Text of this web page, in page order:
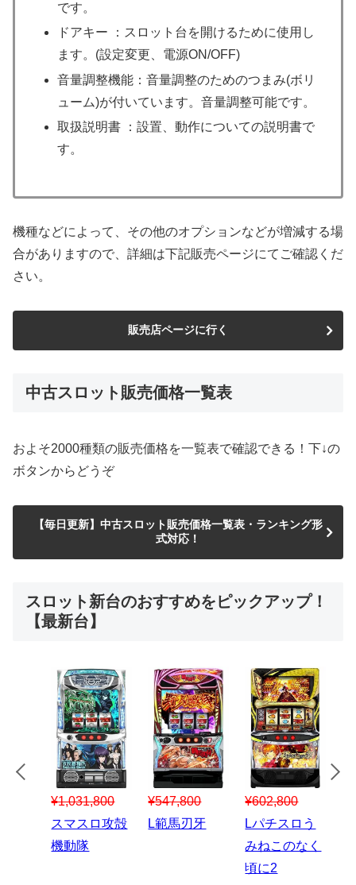
です。
ドアキー ：スロット台を開けるために使用し
ます。(設定変更、電源ON/OFF)
音量調整機能：音量調整のためのつまみ(ボリ
ューム)が付いています。音量調整可能です。
取扱説明書 ：設置、動作についての説明書で
す。
機種などによって、その他のオプションなどが増減する場
合がありますので、詳細は下記販売ページにてご確認くだ
さい。
販売店ページに行く
中古スロット販売価格一覧表
およそ2000種類の販売価格を一覧表で確認できる！下↓の
ボタンからどうぞ
【毎日更新】中古スロット販売価格一覧表・ランキング形
式対応！
スロット新台のおすすめをピックアップ！
【最新台】
¥547,800
スマスロハナ
ビ
¥150,000
スマスロ秘宝
¥1,867,800
Lパチスロ 炎
炎ノ消防隊2